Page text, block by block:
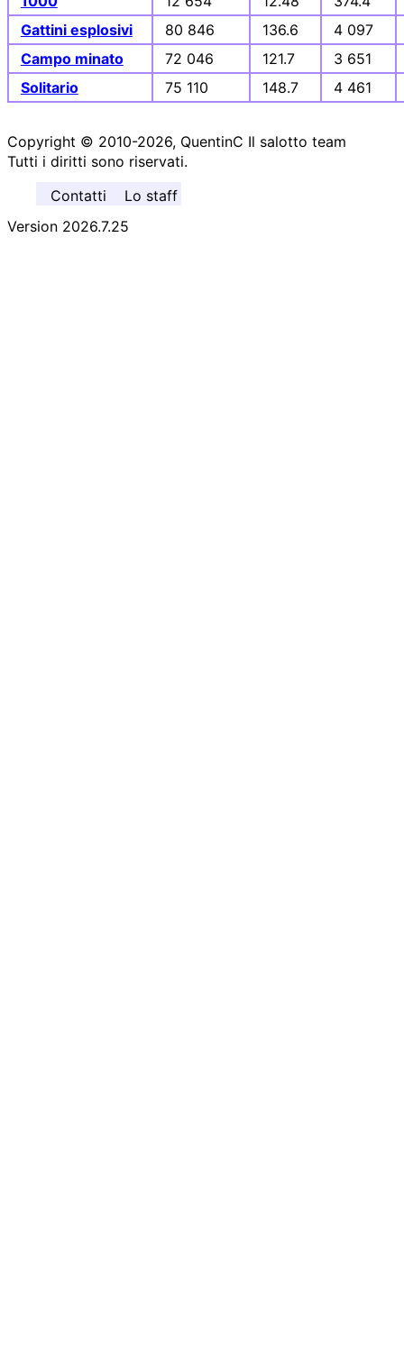
Gattini esplosivi
80 846 136.6
4 097
Campo minato
72 046 121.7
3 651
Solitario
75 110 148.7 4 461
Copyright © 2010-2026, QuentinC Il salotto team
Tutti i diritti sono riservati.
Contatti
Lo staff
Version 2026.7.25